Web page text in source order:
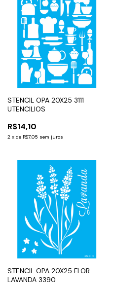
STENCIL OPA 20X25 3111
UTENCILIOS
R$14,10
2 x de R$7,05 sem juros
STENCIL OPA 20X25 FLOR
LAVANDA 3390